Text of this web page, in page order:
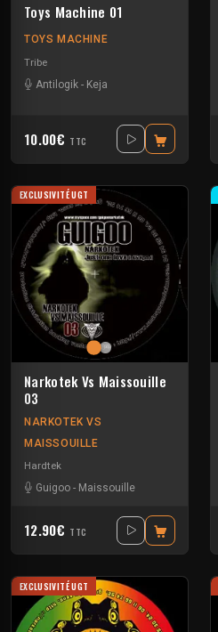
Toys Machine 01
TOYS MACHINE
Tribe
Antilogik - Keja
10.00€ TTC
EXCLUSIVITÉ UGT
Narkotek Vs Maissouille
03
NARKOTEK VS
MAISSOUILLE
Hardtek
Guigoo - Maissouille
12.90€ TTC
EXCLUSIVITÉ UGT